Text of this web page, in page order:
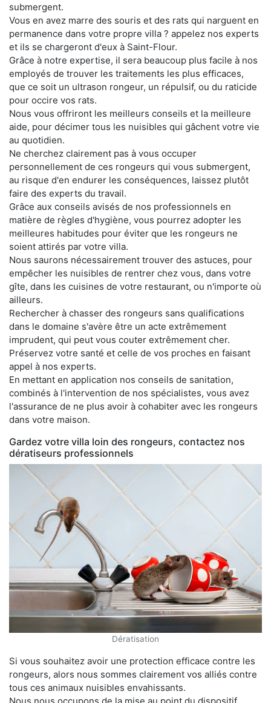
submergent.
Vous en avez marre des souris et des rats qui narguent en
permanence dans votre propre villa ? appelez nos experts
et ils se chargeront d'eux à Saint-Flour.
Grâce à notre expertise, il sera beaucoup plus facile à nos
employés de trouver les traitements les plus efficaces,
que ce soit un ultrason rongeur, un répulsif, ou du raticide
pour occire vos rats.
Nous vous offriront les meilleurs conseils et la meilleure
aide, pour décimer tous les nuisibles qui gâchent votre vie
au quotidien.
Ne cherchez clairement pas à vous occuper
personnellement de ces rongeurs qui vous submergent,
au risque d'en endurer les conséquences, laissez plutôt
faire des experts du travail.
Grâce aux conseils avisés de nos professionnels en
matière de règles d'hygiène, vous pourrez adopter les
meilleures habitudes pour éviter que les rongeurs ne
soient attirés par votre villa.
Nous saurons nécessairement trouver des astuces, pour
empêcher les nuisibles de rentrer chez vous, dans votre
gîte, dans les cuisines de votre restaurant, ou n'importe où
ailleurs.
Rechercher à chasser des rongeurs sans qualifications
dans le domaine s'avère être un acte extrêmement
imprudent, qui peut vous couter extrêmement cher.
Préservez votre santé et celle de vos proches en faisant
appel à nos experts.
En mettant en application nos conseils de sanitation,
combinés à l'intervention de nos spécialistes, vous avez
l'assurance de ne plus avoir à cohabiter avec les rongeurs
dans votre maison.
Gardez votre villa loin des rongeurs, contactez nos
dératiseurs professionnels
Dératisation
Si vous souhaitez avoir une protection efficace contre les
rongeurs, alors nous sommes clairement vos alliés contre
tous ces animaux nuisibles envahissants.
Nous nous occupons de la mise au point du dispositif